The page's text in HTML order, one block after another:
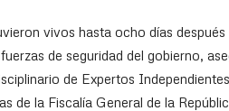
vivos hasta ocho días
de seguridad del gobierno,
de Expertos
de la Fiscalía General de la